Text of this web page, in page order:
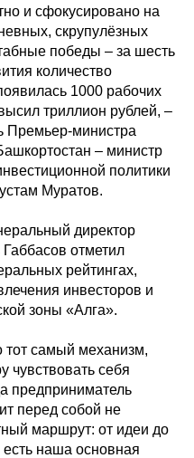
и сфокусировано на
скрупулёзных
победы – за шесть
количество
1000 рабочих
триллион рублей, –
Премьер-министра
– министр
политики
Муратов.
директор
отметил
рейтингах,
инвесторов и
зоны «Алга».
тот самый механизм,
чувствовать себя
предприниматель
перед собой не
маршрут: от идеи до
есть наша основная